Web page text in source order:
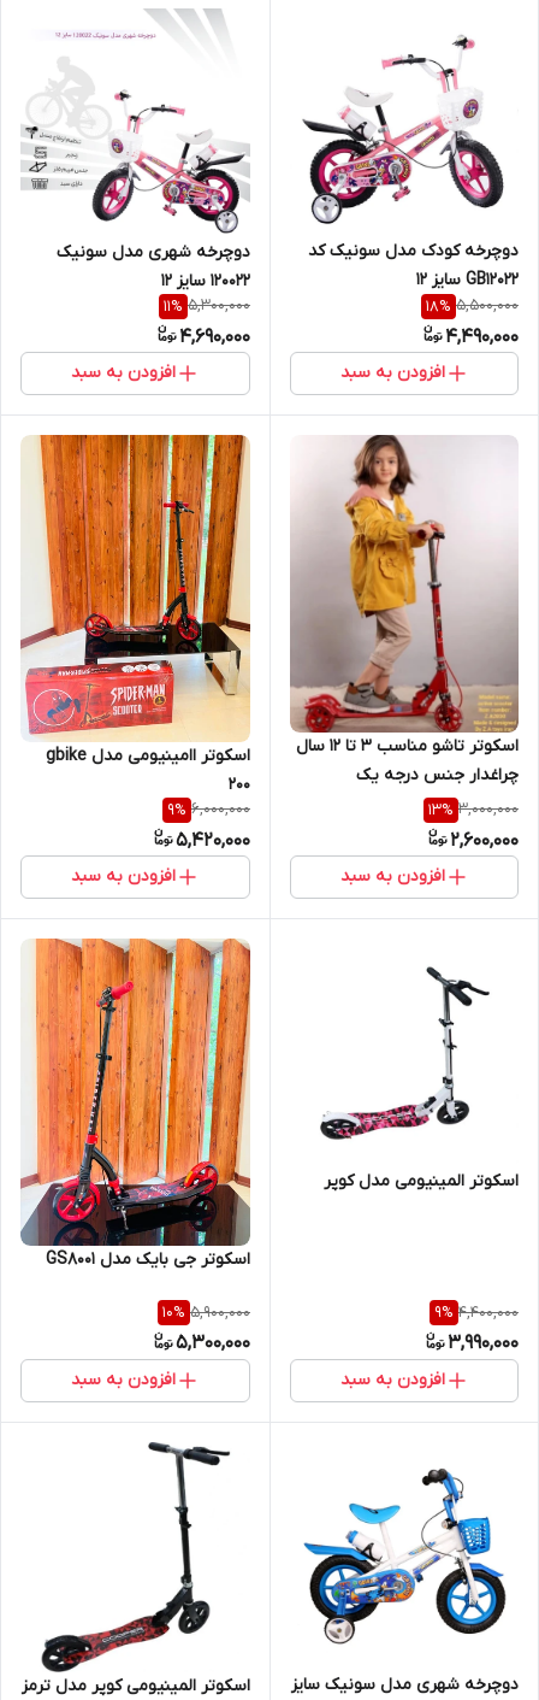
دوچرخه کودک مدل سونیک کد
GB12022 سایز 12
5,500,000
18%
4,490,000
افزودن به سبد
دوچرخه شهری مدل سونیک
120022 سایز 12
5,300,000
11%
4,690,000
افزودن به سبد
اسکوتر تاشو مناسب ۳ تا ۱۲ سال
چراغدار جنس درجه یک
3,000,000
13%
2,600,000
افزودن به سبد
اسکوتر اامینیومی مدل gbike
200
6,000,000
9%
5,420,000
افزودن به سبد
اسکوتر المینیومی مدل کوپر
4,400,000
9%
3,990,000
افزودن به سبد
اسکوتر جی بایک مدل GS8001
5,900,000
10%
5,300,000
افزودن به سبد
دوچرخه شهری مدل سونیک سایز
اسکوتر المینیومی کوپر مدل ترمز